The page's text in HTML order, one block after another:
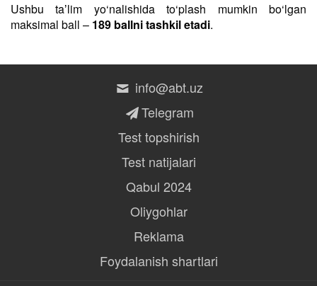
Ushbu taʼlim yo‘nalishida to‘plash mumkin bo‘lgan
maksimal ball – 189 ballni tashkil etadi.
info@abt.uz
Telegram
Test topshirish
Test natijalari
Qabul 2024
Oliygohlar
Reklama
Foydalanish shartlari